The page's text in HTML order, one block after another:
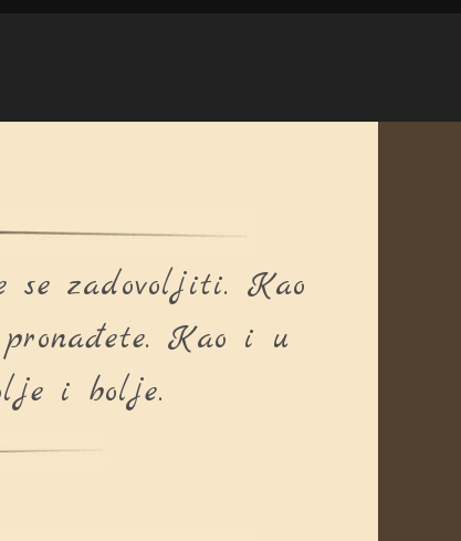
se zadovoljiti. Kao
Kao i u
i bolje.